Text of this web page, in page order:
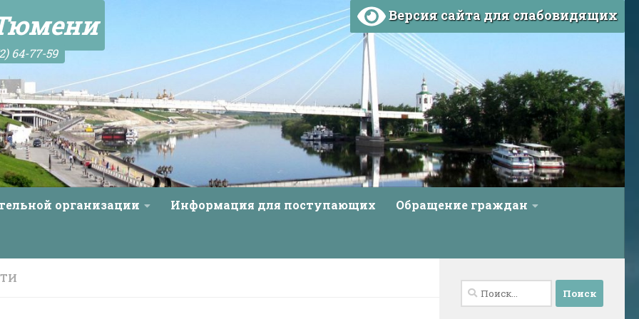
64-77-59
Версия сайта для слабовидящих
организации Информация для поступающих Обращение граждан
Найти: